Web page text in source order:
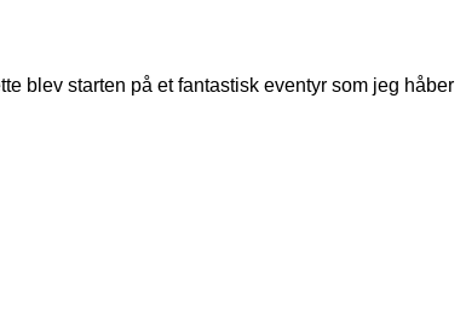
blev starten på et fantastisk eventyr som jeg håber